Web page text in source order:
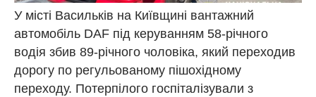
У місті Васильків на Київщині вантажний
автомобіль DAF під керуванням 58-річного
водія збив 89-річного чоловіка, який переходив
дорогу по регульованому пішохідному
переходу. Потерпілого госпіталізували з